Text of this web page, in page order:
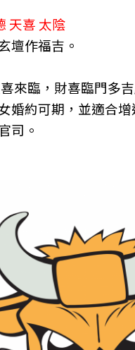
天喜 太陰
壇作福吉。
來臨，財喜臨門多
婚約可期，並適合
司。